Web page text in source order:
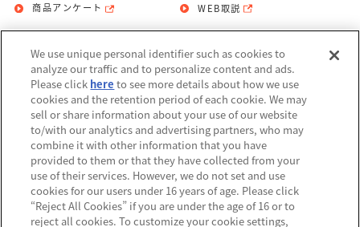
商品アンケート WEB取説
お問い合わせ 個人情報保護方針
利用規約
Do Not Sell or Share My Personal
Information
アレルギー情報
We use unique personal identifier such as cookies to
analyze our traffic and to personalize content and ads.
Please click here to see more details about how we use
cookies and the retention period of each cookie. We may
sell or share information about your use of our website
to/with our analytics and advertising partners, who may
combine it with other information that you have
provided to them or that they have collected from your
use of their services. However, we do not set and use
cookies for our users under 16 years of age. Please click
“Reject All Cookies” if you are under the age of 16 or to
reject all cookies. To customize your cookie settings,